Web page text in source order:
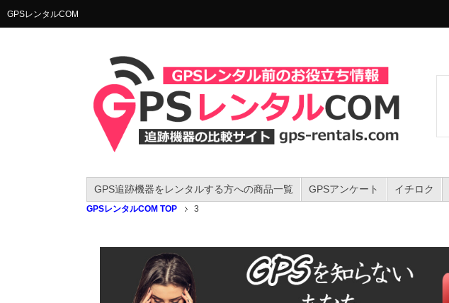
GPSレンタルCOM
GPS追跡機器をレンタルする方への商品一覧 GPSアンケート イチロク
GPSレンタルCOM TOP 3